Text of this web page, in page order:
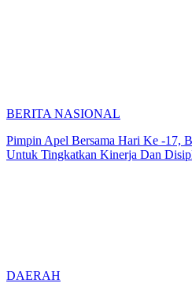
BERITA NASIONAL
Pimpin Apel Bersama Hari Ke -17,
Untuk Tingkatkan Kinerja Dan
DAERAH